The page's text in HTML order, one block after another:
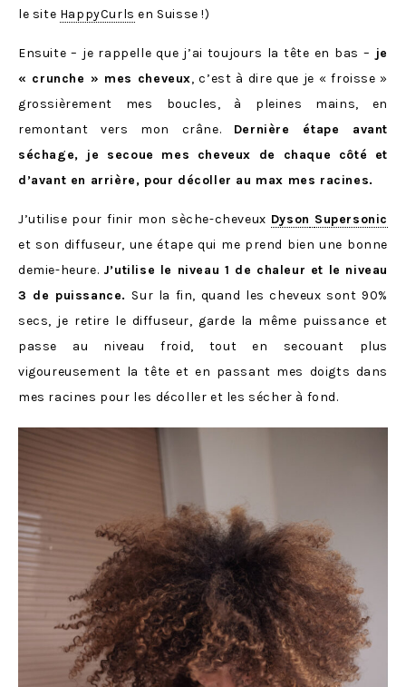
le site HappyCurls en Suisse !)
Ensuite – je rappelle que j’ai toujours la tête en bas – je
« crunche » mes cheveux, c’est à dire que je « froisse »
grossièrement mes boucles, à pleines mains, en
remontant vers mon crâne. Dernière étape avant
séchage, je secoue mes cheveux de chaque côté et
d’avant en arrière, pour décoller au max mes racines.
J’utilise pour finir mon sèche-cheveux Dyson Supersonic
et son diffuseur, une étape qui me prend bien une bonne
demie-heure. J’utilise le niveau 1 de chaleur et le niveau
3 de puissance. Sur la fin, quand les cheveux sont 90%
secs, je retire le diffuseur, garde la même puissance et
passe au niveau froid, tout en secouant plus
vigoureusement la tête et en passant mes doigts dans
mes racines pour les décoller et les sécher à fond.